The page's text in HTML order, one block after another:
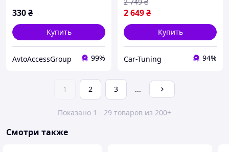
330₴
Купить
AvtoAccessGroup 99%
красная. Н
2 649₴
Купить
Car-Tuning 94%
1 2 3 ...
Показано 1 - 29 товаров из 200+
Смотри также